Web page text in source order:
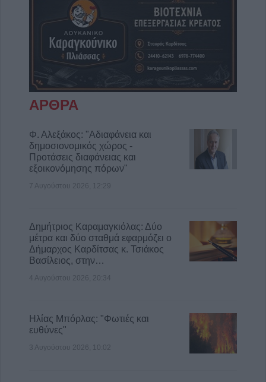
ΑΡΘΡΑ
Φ. Αλεξάκος: "Αδιαφάνεια και
δημοσιονομικός χώρος -
Προτάσεις διαφάνειας και
εξοικονόμησης πόρων"
7 Αυγούστου 2026, 12:29
Δημήτριος Καραμαγκιόλας: Δύο
μέτρα και δύο σταθμά εφαρμόζει ο
Δήμαρχος Καρδίτσας κ. Τσιάκος
Βασίλειος, στην…
4 Αυγούστου 2026, 20:34
Ηλίας Μπόρλας: "Φωτιές και
ευθύνες"
3 Αυγούστου 2026, 10:02